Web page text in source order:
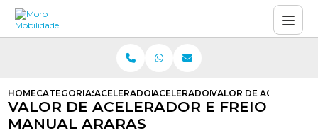
HOMECATEGORIASACELERADORES E FREIOS MANUAIS
ACELERADOR E FREIO MANUAL
VALOR DE
VALOR DE ACELERADOR E FREIO
MANUAL ARARAS